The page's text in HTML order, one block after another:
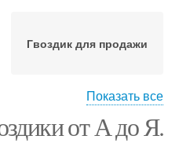
Гвоздик для продажи
Показать все
от А до Я.